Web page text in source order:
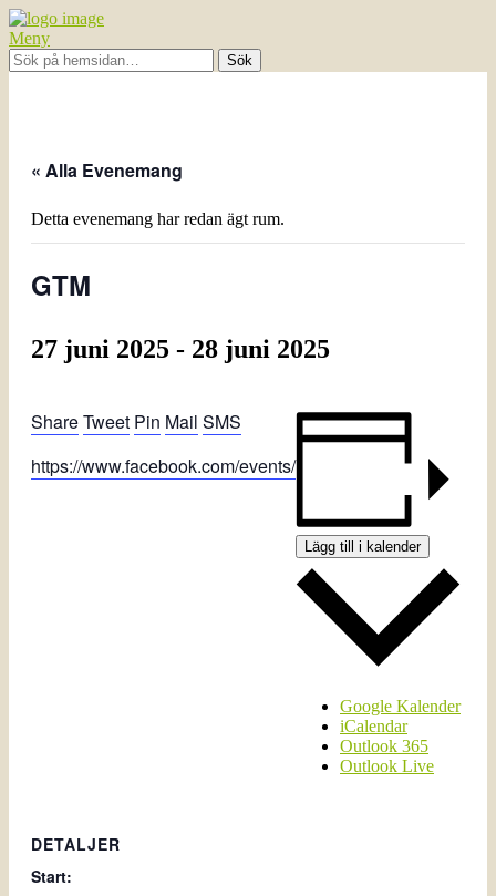
Meny
« Alla Evenemang
Detta evenemang har redan ägt rum.
GTM
27 juni 2025 - 28 juni 2025
ShareTweet Pin Mail SMS
https://www.facebook.com/events/
Lägg till i kalender
Google Kalender
iCalendar
Outlook 365
Outlook Live
DETALJER
Start: